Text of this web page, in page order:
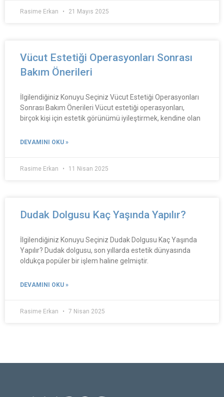
Rasime Erkan 21 Mayıs 2025
Vücut Estetiği Operasyonları Sonrası
Bakım Önerileri
İlgilendiğiniz Konuyu Seçiniz Vücut Estetiği Operasyonları
Sonrası Bakım Önerileri Vücut estetiği operasyonları,
birçok kişi için estetik görünümü iyileştirmek, kendine olan
DEVAMINI OKU »
Rasime Erkan 11 Nisan 2025
Dudak Dolgusu Kaç Yaşında Yapılır?
İlgilendiğiniz Konuyu Seçiniz Dudak Dolgusu Kaç Yaşında
Yapılır? Dudak dolgusu, son yıllarda estetik dünyasında
oldukça popüler bir işlem haline gelmiştir.
DEVAMINI OKU »
Rasime Erkan 7 Nisan 2025